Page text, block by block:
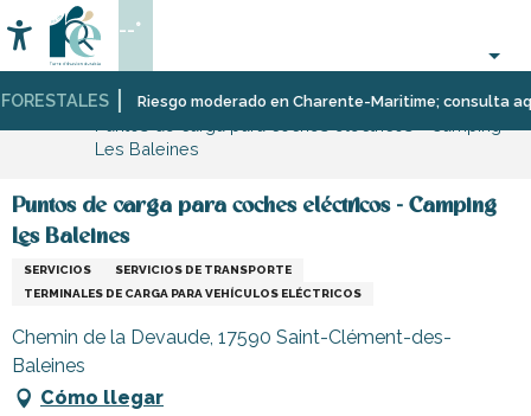
au
contenu
principal
Riesgo moderado en Charente-Maritime; consulta
Accessibilité
Buscar
--°
Página Web InfórmeseTiendasTiendas
Les Baleines
Puntos de carga para coches eléctricos - Camping
Les Baleines
SERVICIOS
SERVICIOS DE TRANSPORTE
TERMINALES DE CARGA PARA VEHÍCULOS ELÉCTRICOS
Chemin de la Devaude, 17590 Saint-Clément-des-
Baleines
Cómo llegar